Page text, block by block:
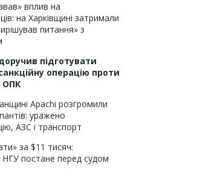
вплив на
на Харківщині затримали
питання» з
підготувати
операцію проти
ОПК
Apachi розгромили
уражено
АЗС і транспорт
за $11 тисяч:
НГУ постане перед судом